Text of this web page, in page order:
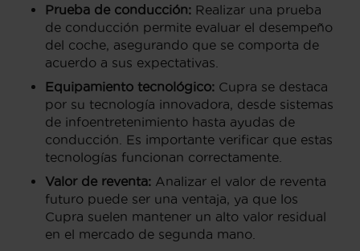
Prueba de conducción: Realizar una prueba
de conducción permite evaluar el desempeño
del coche, asegurando que se comporta de
acuerdo a sus expectativas.
Equipamiento tecnológico: Cupra se destaca
por su tecnología innovadora, desde sistemas
de infoentretenimiento hasta ayudas de
conducción. Es importante verificar que estas
tecnologías funcionan correctamente.
Valor de reventa: Analizar el valor de reventa
futuro puede ser una ventaja, ya que los
Cupra suelen mantener un alto valor residual
en el mercado de segunda mano.